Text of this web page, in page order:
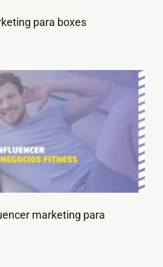
para boxes
marketing para